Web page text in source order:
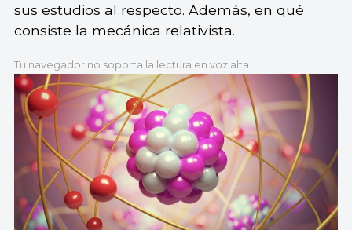
sus estudios al respecto. Además, en qué
consiste la mecánica relativista.
Tu navegador no soporta la lectura en voz alta.